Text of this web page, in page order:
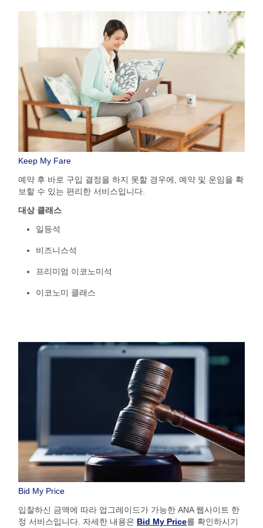
Keep My Fare
예약 후 바로 구입 결정을 하지 못할 경우에, 예약 및 운임을 확
보할 수 있는 편리한 서비스입니다.
대상 클래스
일등석
비즈니스석
프리미엄 이코노미석
이코노미 클래스
Bid My Price
입찰하신 금액에 따라 업그레이드가 가능한 ANA 웹사이트 한
정 서비스입니다. 자세한 내용은 Bid My Price를 확인하시기